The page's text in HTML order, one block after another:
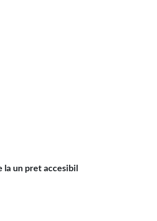
sa vezi si celelalte produse esentiale
la un pret accesibil